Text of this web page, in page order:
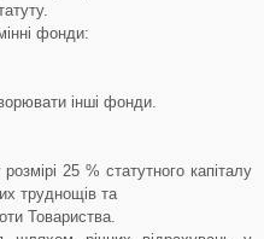
фонди:
інші фонди.
25 % статутного капіталу
труднощів та
Товариства.